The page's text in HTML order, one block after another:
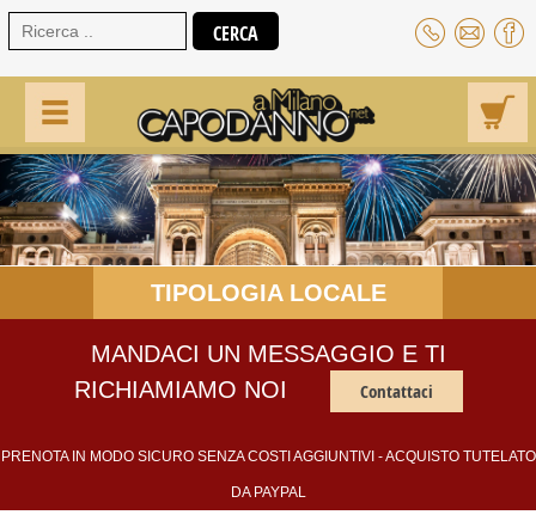
TIPOLOGIA LOCALE
MANDACI UN MESSAGGIO E TI
RICHIAMIAMO NOI
Contattaci
PRENOTA IN MODO SICURO SENZA COSTI AGGIUNTIVI - ACQUISTO TUTELATO
DA PAYPAL